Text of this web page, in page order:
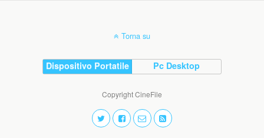
Torna su
Dispositivo Portatile Pc Desktop
Copyright CineFile